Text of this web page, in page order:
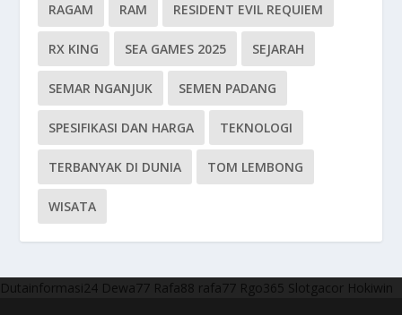
RAGAM RAM RESIDENT EVIL REQUIEM
RX KING SEA GAMES 2025 SEJARAH
SEMAR NGANJUK SEMEN PADANG
SPESIFIKASI DAN HARGA TEKNOLOGI
TERBANYAK DI DUNIA TOM LEMBONG
WISATA
Dutainformasi24 Dewa77 Rafa88 rafa77 Rgo365 Slotgacor Hokiwin